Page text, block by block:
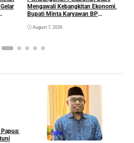
Mengawali Kebangkitan Ekonomi,
Bupati Minta Karyawan BP
Warga
August 7, 2026
Religi